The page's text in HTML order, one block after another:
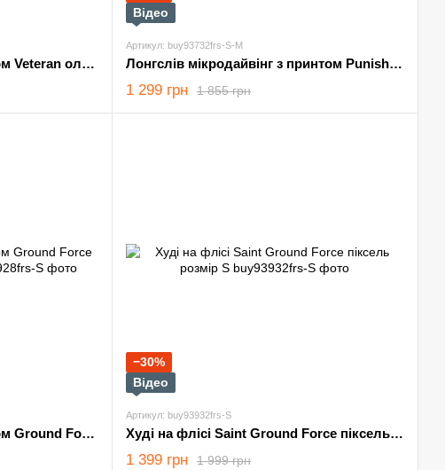
Худі Saint на флісі з принтом Veteran олива розмір S
Відео
Артикул: buy93732frs-S-M
Лонгслів мікродайвінг з принтом Punisher чорний розмір S-M
1 855 грн
1 299 грн
Худі Saint на флісі з принтом Ground Force мультикам розмір S
−30%
Відео
Артикул: buy93932frs-S
Худі на флісі Saint Ground Force піксель розмір S
1 999 грн
1 399 грн